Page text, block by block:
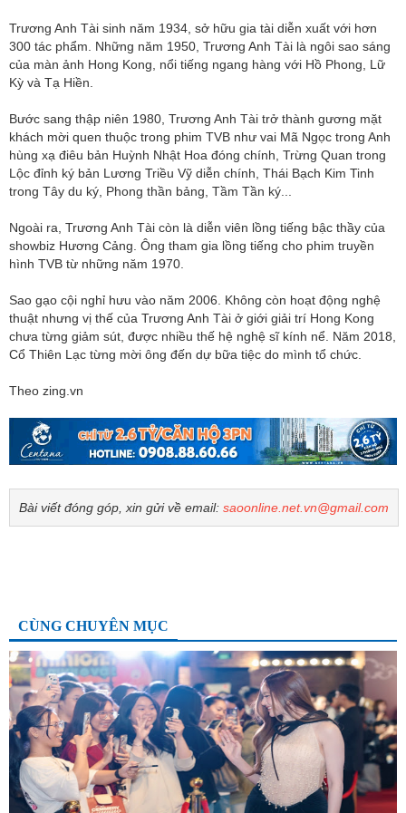
Trương Anh Tài sinh năm 1934, sở hữu gia tài diễn xuất với hơn
300 tác phẩm. Những năm 1950, Trương Anh Tài là ngôi sao sáng
của màn ảnh Hong Kong, nổi tiếng ngang hàng với Hồ Phong, Lữ
Kỳ và Tạ Hiền.
Bước sang thập niên 1980, Trương Anh Tài trở thành gương mặt
khách mời quen thuộc trong phim TVB như vai Mã Ngọc trong Anh
hùng xạ điêu bản Huỳnh Nhật Hoa đóng chính, Trừng Quan trong
Lộc đỉnh ký bản Lương Triều Vỹ diễn chính, Thái Bạch Kim Tinh
trong Tây du ký, Phong thần bảng, Tầm Tần ký...
Ngoài ra, Trương Anh Tài còn là diễn viên lồng tiếng bậc thầy của
showbiz Hương Cảng. Ông tham gia lồng tiếng cho phim truyền
hình TVB từ những năm 1970.
Sao gạo cội nghỉ hưu vào năm 2006. Không còn hoạt động nghệ
thuật nhưng vị thế của Trương Anh Tài ở giới giải trí Hong Kong
chưa từng giảm sút, được nhiều thế hệ nghệ sĩ kính nể. Năm 2018,
Cổ Thiên Lạc từng mời ông đến dự bữa tiệc do mình tổ chức.
Theo zing.vn
Bài viết đóng góp, xin gửi về email: saoonline.net.vn@gmail.com
CÙNG CHUYÊN MỤC